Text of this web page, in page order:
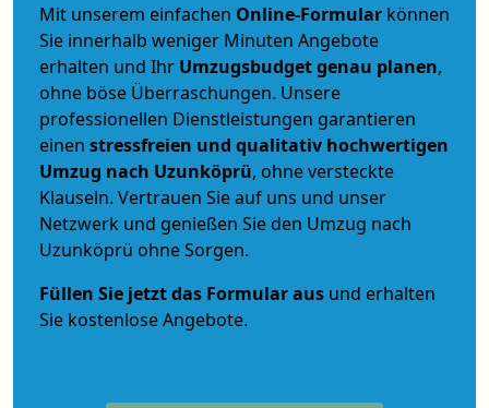
Mit unserem einfachen Online-Formular können
Sie innerhalb weniger Minuten Angebote
erhalten und Ihr Umzugsbudgetgenau planen,
ohne böse Überraschungen. Unsere
professionellen Dienstleistungen garantieren
einen stressfreien und qualitativ hochwertigen
Umzug nach Uzunköprü, ohne versteckte
Klauseln. Vertrauen Sie auf uns und unser
Netzwerk und genießen Sie den Umzug nach
Uzunköprü ohne Sorgen.
Füllen Sie jetzt das Formular aus und erhalten
Sie kostenlose Angebote.